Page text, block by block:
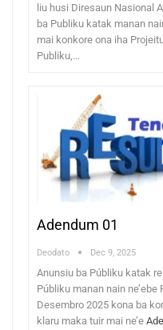
liu husi Diresaun Nasional
ba Publiku katak manan
mai konkore ona iha
Publiku,…
Adendum 01
Deodato Dec 9, 2025
Anunsiu ba Públiku katak
Públiku manan nain
Desembro 2025 kona ba
klaru maka tuir mai ne’e